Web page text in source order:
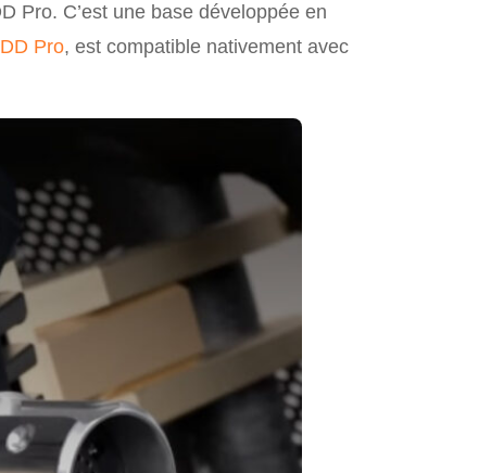
Pro. C’est une base développée en
Pro, est compatible nativement avec